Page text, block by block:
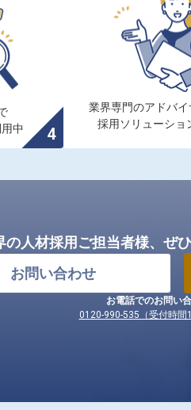
中
業界専門のアドバイ
採用ソリューショ
の人材採用ご担当者様、 ぜ
お問い合わせ
お電話でのお問い
0120-990-535（受付時間